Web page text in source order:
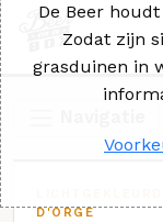
D'ORGE
De Beer
Zodat zijn
grasduinen in